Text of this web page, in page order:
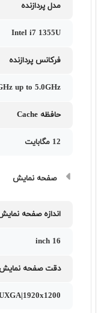
مدل پردازنده
Intel i7 1355U
فرکانس پردازنده
up to 5.0GHz
حافظه Cache
12 مگابایت
صفحه نمایش
اندازه صفحه
16 inch
دقت صفحه نمایش